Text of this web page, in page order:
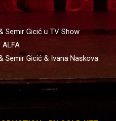
Semir Gicić u TV Show
ALFA
Semir Gicić & Ivana Naskova